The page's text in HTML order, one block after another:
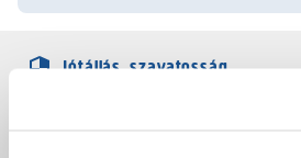
Jótállás, szavatosság